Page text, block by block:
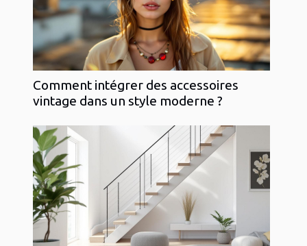
Comment intégrer des accessoires
vintage dans un style moderne ?